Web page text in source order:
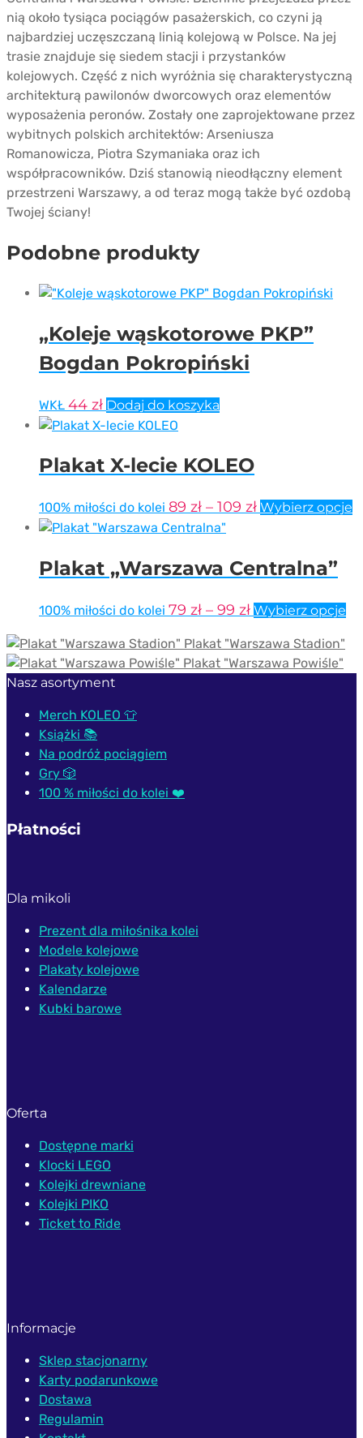
nią około tysiąca pociągów pasażerskich, co czyni ją
najbardziej uczęszczaną linią kolejową w Polsce. Na jej
trasie znajduje się siedem stacji i przystanków
kolejowych. Część z nich wyróżnia się charakterystyczną
architekturą pawilonów dworcowych oraz elementów
wyposażenia peronów. Zostały one zaprojektowane przez
wybitnych polskich architektów: Arseniusza
Romanowicza, Piotra Szymaniaka oraz ich
współpracowników. Dziś stanowią nieodłączny element
przestrzeni Warszawy, a od teraz mogą także być ozdobą
Twojej ściany!
Podobne produkty
„Koleje wąskotorowe PKP”
Bogdan Pokropiński
WKŁ 44 zł Dodaj do koszyka
Plakat X-lecie KOLEO
100% miłości do kolei 89 zł – 109 złZakres
89 zł
109 zł
Wybierz opcje
Plakat „Warszawa Centralna”
100% miłości do kolei 79 zł – 99 złZakres
od
79 zł
Wybierz opcje
Plakat "Warszawa Stadion"
Plakat "Warszawa Powiśle"
Nasz asortyment
Merch KOLEO 👕
Książki 📚
Na podróż pociągiem
Gry 🎲
100 % miłości do kolei ❤️
Płatności
Dla mikoli
Prezent dla miłośnika kolei
Modele kolejowe
Plakaty kolejowe
Kalendarze
Kubki barowe
Oferta
Dostępne marki
Klocki LEGO
Kolejki drewniane
Kolejki PIKO
Ticket to Ride
Informacje
Sklep stacjonarny
Karty podarunkowe
Dostawa
Regulamin